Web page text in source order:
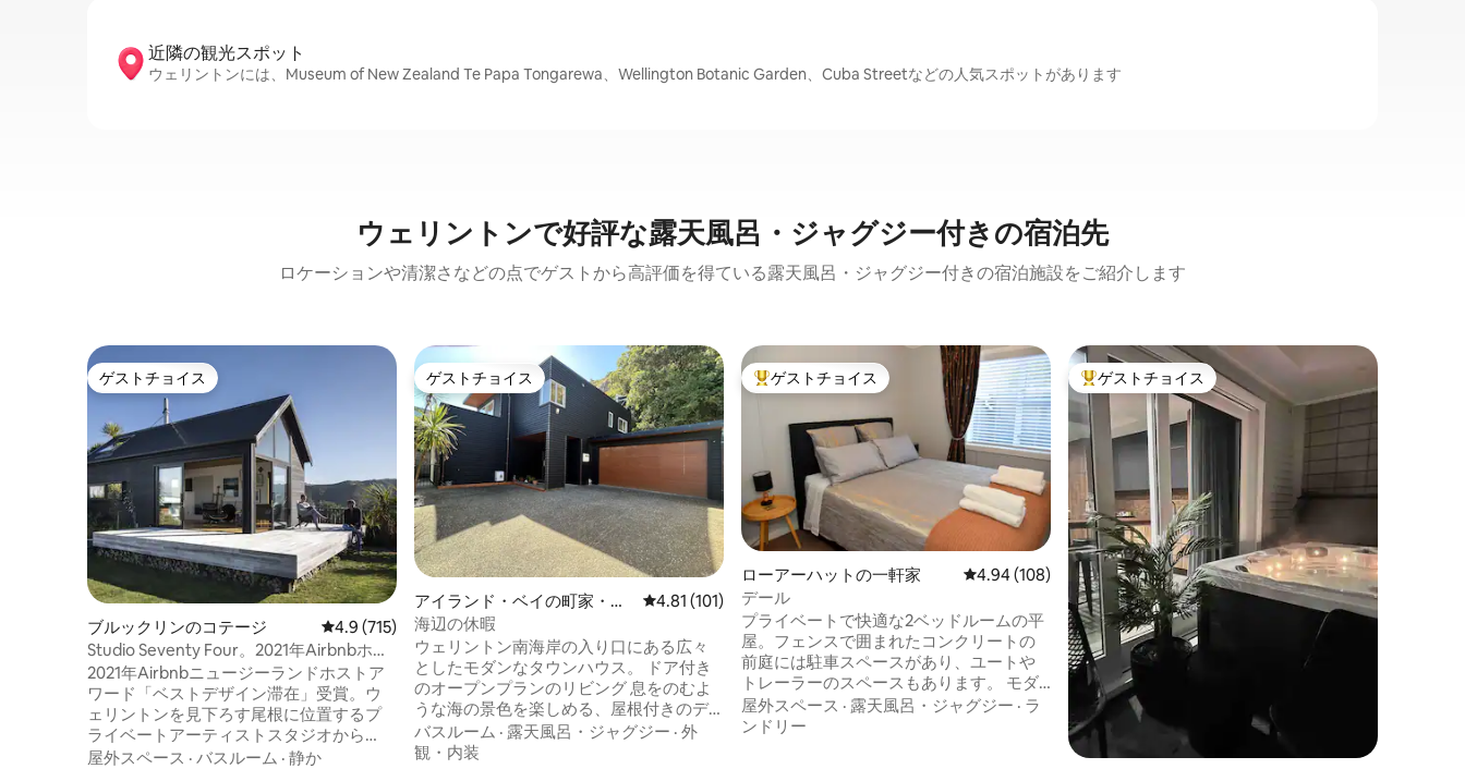
近隣の観光ス⁠ポ⁠ッ⁠ト
ウェリントンには、Museum of New Zealand Te Papa Tongarewa、Wellington Botanic Garden、Cuba Streetなどの人気スポットがあります
ウェリントンで好評な露天風呂・ジャグジー付きの宿泊先
ロケーションや清潔さなどの点でゲストから高評価を得ている露天風呂・ジャグジー付きの宿泊施設をご紹介します
ゲストチョイス
ゲストチョイス
ブルックリンのコテージ レビュー715件、5つ星中4.9つ星の平均評価
4.9 (715)
Studio Seventy Four。2021年Airbnbホス
トアワード受賞
2021年Airbnbニュージーランドホストア
ワード「ベストデザイン滞在」受賞。ウ
ェリントンを見下ろす尾根に位置するプ
ライベートアーティストスタジオから
は、街から南海岸まで360度の景色が見渡
屋外スペース · バスルーム · 静か
ゲストチョイス
ゲストチョイス
アイランド・ベイの町家・長
屋
レビュー101件、5つ星中4.81つ星の平均評価
4.81 (101)
海辺の休暇
ウェリントン南海岸の入り口にある広々
としたモダンなタウンハウス。 ドア付き
のオープンプランのリビング 息をのむよ
うな海の景色を楽しめる、屋根付きのデ
ッキにつながります。 ダブルベッドルー
ム2室（主寝室にはウォークインクローゼ
バスルーム · 露天風呂・ジャグジー · 外
観・内装
大好評のゲストチョイスです。
ゲストチョイス
ローアーハットの一軒家 レビュー108件、5つ星中4.94つ星の平均評価
4.94 (108)
デール
プライベートで快適な2ベッドルームの平
屋。フェンスで囲まれたコンクリートの
前庭には駐車スペースがあり、ユートや
トレーラーのスペースもあります。 モダ
ンなキッチンとバスルームエリア、家具
と装飾。ファイバブロードバンドと
屋外スペース · 露天風呂・ジャグジー · ラ
ンドリー
大好評のゲストチョイスです。
ゲストチョイス